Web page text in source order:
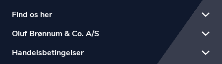
Find os her
Oluf Brønnum & Co. A/S
Handelsbetingelser